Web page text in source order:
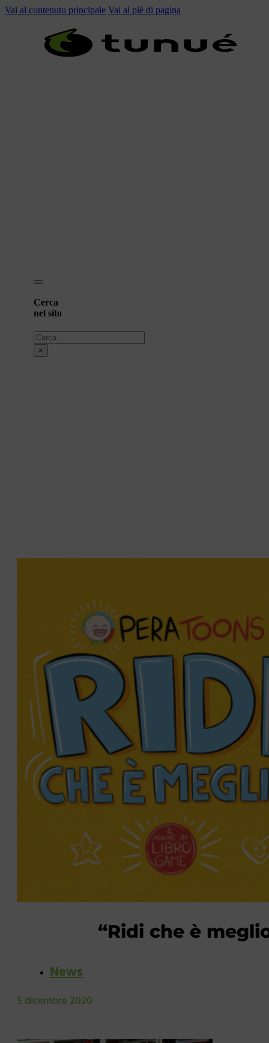
Vai al contenuto principale Vai al piè di pagina
Cerca
nel sito
Cerca
×
“Ridi che è
News
5 dicembre 2020